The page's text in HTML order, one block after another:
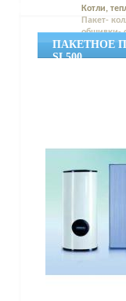
Котли,
Пакет-
обшивки-
ПАКЕТНОЕ
SL500